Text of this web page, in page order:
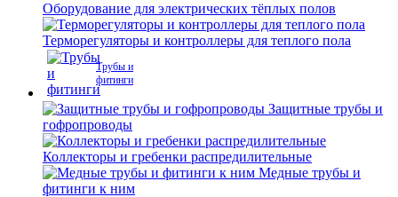
Оборудование для электрических тёплых полов
Терморегуляторы и контроллеры для теплого пола
Трубы и
фитинги
Защитные трубы и
гофропроводы
Коллекторы и гребенки распредилительные
Медные трубы и
фитинги к ним